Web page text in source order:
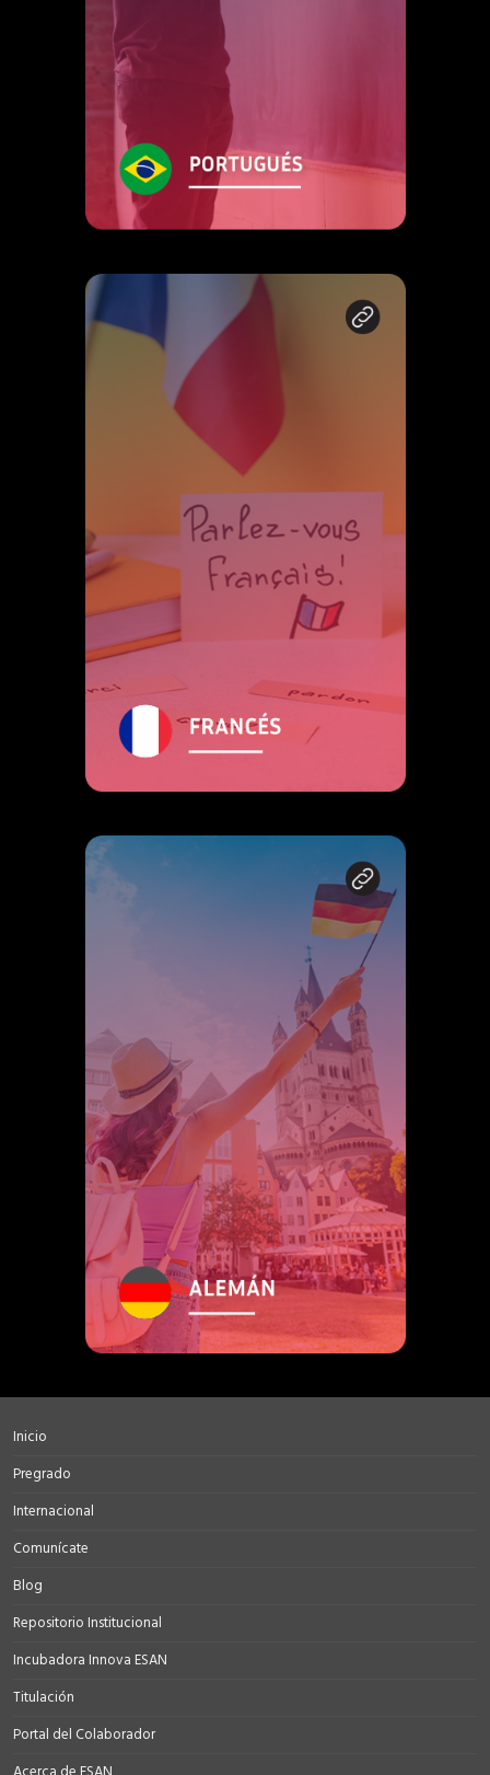
Inicio
Pregrado
Internacional
Comunícate
Blog
Repositorio Institucional
Incubadora Innova ESAN
Titulación
Portal del Colaborador